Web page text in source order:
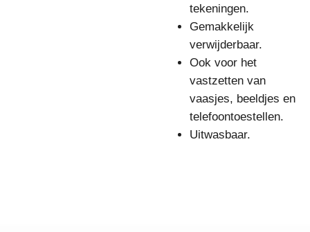
tekeningen.
Gemakkelijk
verwijderbaar.
Ook voor het
vastzetten van
vaasjes, beeldjes en
telefoontoestellen.
Uitwasbaar.